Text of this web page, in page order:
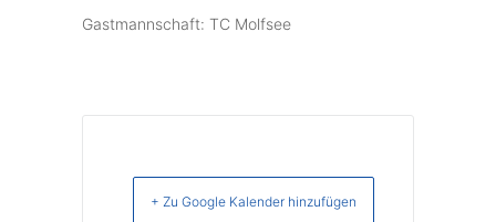
Gastmannschaft: TC Molfsee
+ Zu Google Kalender hinzufügen